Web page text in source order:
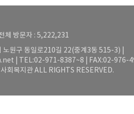
방문자 : 5,222,231
원구 동일로210길 22(중계3동 515-3) |
| TEL:02-971-8387~8 | FAX:02-976-
회복지관 ALL RIGHTS RESERVED.